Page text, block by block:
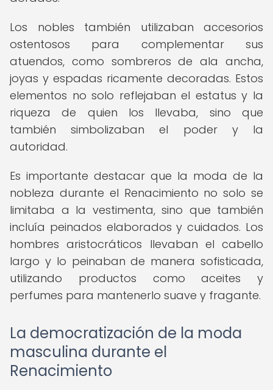
Los nobles también utilizaban accesorios
ostentosos para complementar sus
atuendos, como sombreros de ala ancha,
joyas y espadas ricamente decoradas. Estos
elementos no solo reflejaban el estatus y la
riqueza de quien los llevaba, sino que
también simbolizaban el poder y la
autoridad.
Es importante destacar que la moda de la
nobleza durante el Renacimiento no solo se
limitaba a la vestimenta, sino que también
incluía peinados elaborados y cuidados. Los
hombres aristocráticos llevaban el cabello
largo y lo peinaban de manera sofisticada,
utilizando productos como aceites y
perfumes para mantenerlo suave y fragante.
La democratización de la moda
masculina durante el
Renacimiento